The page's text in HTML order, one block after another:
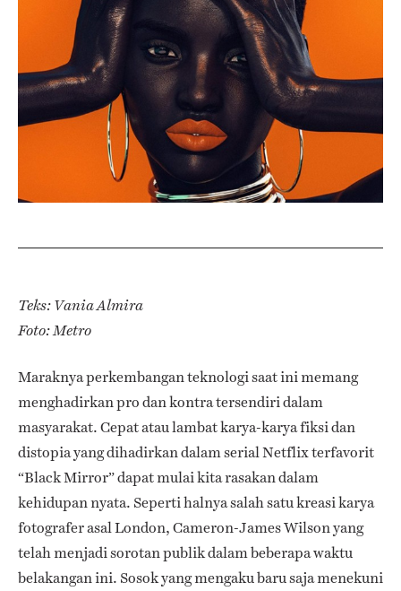
Teks: Vania Almira
Foto: Metro
Maraknya perkembangan teknologi saat ini memang
menghadirkan pro dan kontra tersendiri dalam
masyarakat. Cepat atau lambat karya-karya fiksi dan
distopia yang dihadirkan dalam serial Netflix terfavorit
“Black Mirror” dapat mulai kita rasakan dalam
kehidupan nyata. Seperti halnya salah satu kreasi karya
fotografer asal London, Cameron-James Wilson yang
telah menjadi sorotan publik dalam beberapa waktu
belakangan ini. Sosok yang mengaku baru saja menekuni